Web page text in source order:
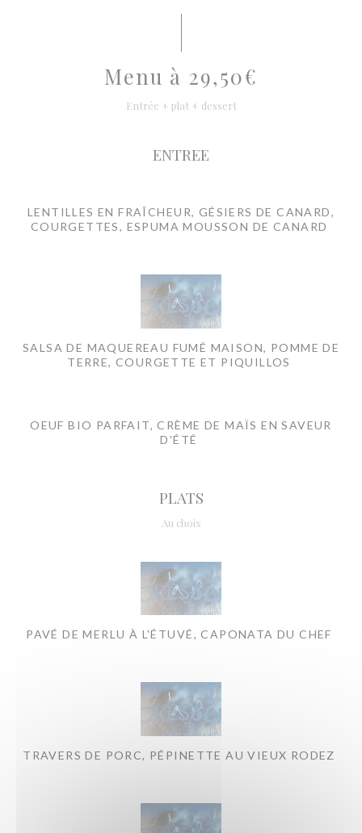
Menu à 29,50€
Entrée + plat + dessert
ENTREE
LENTILLES EN FRAÎCHEUR, GÉSIERS DE CANARD,
COURGETTES, ESPUMA MOUSSON DE CANARD
SALSA DE MAQUEREAU FUMÉ MAISON, POMME DE
TERRE, COURGETTE ET PIQUILLOS
OEUF BIO PARFAIT, CRÈME DE MAÏS EN SAVEUR
D'ÉTÉ
PLATS
Au choix
PAVÉ DE MERLU À L'ÉTUVÉ, CAPONATA DU CHEF
TRAVERS DE PORC, PÉPINETTE AU VIEUX RODEZ